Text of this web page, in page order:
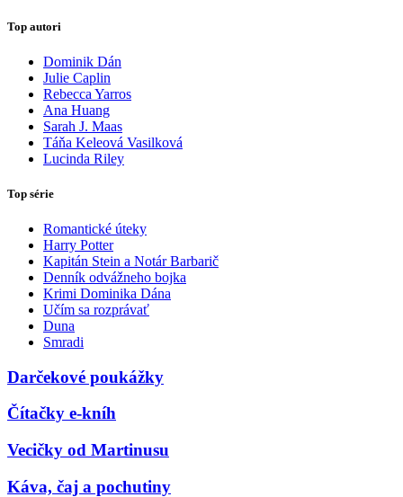
Top autori
Dominik Dán
Julie Caplin
Rebecca Yarros
Ana Huang
Sarah J. Maas
Táňa Keleová Vasilková
Lucinda Riley
Top série
Romantické úteky
Harry Potter
Kapitán Stein a Notár Barbarič
Denník odvážneho bojka
Krimi Dominika Dána
Učím sa rozprávať
Duna
Smradi
Darčekové poukážky
Čítačky e-kníh
Vecičky od Martinusu
Káva, čaj a pochutiny